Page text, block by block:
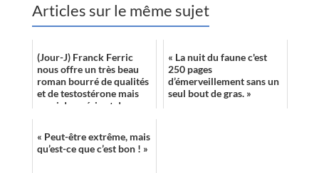
Articles sur le même sujet
(Jour-J) Franck Ferric
nous offre un très beau
roman bourré de qualités
et de testostérone mais
aussi de poésie et de
« La nuit du faune c'est
250 pages
d’émerveillement sans un
seul bout de gras. »
« Peut-être extrême, mais
qu’est-ce que c’est bon ! »